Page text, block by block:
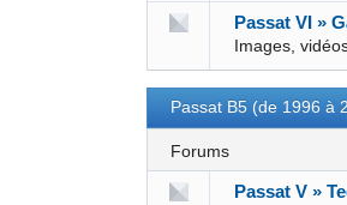
Passat VI »
Images,
Passat B5 (de 1996 à
Forums
Passat V »